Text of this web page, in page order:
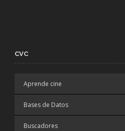
CVC
Aprende cine
Bases de Datos
Buscadores